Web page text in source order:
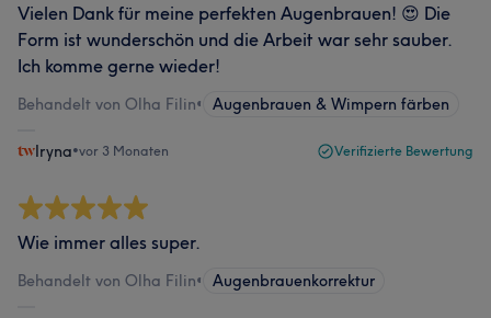
Vielen Dank für meine perfekten Augenbrauen! 😍 Die
Form ist wunderschön und die Arbeit war sehr sauber.
Ich komme gerne wieder!
Behandelt von Olha Filin• Augenbrauen & Wimpern färben
Iryna•vor 3 Monaten Verifizierte Bewertung
Wie immer alles super.
Behandelt von Olha Filin• Augenbrauenkorrektur